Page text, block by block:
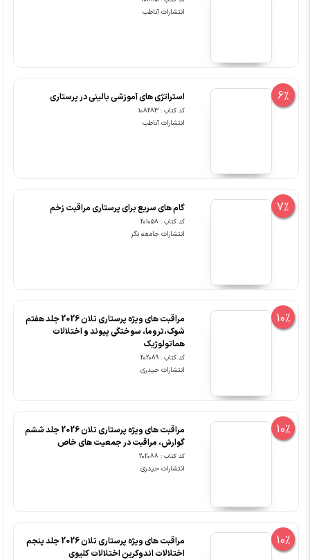
انتشارات آناطب
6% استراتژی های آموزشی بالینی در پرستاری
کد کتاب : 108283
انتشارات آناطب
7% گام های سریع برای پرستاری مراقبت زخم
کد کتاب : 201058
انتشارات جامعه نگر
10%
مراقبت های ویژه پرستاری تلان 2026 جلد هفتم
شوک،تروما، سوختگی پیوند و اختلالات
هماتولوژیک
کد کتاب : 202089
انتشارات حیدری
10%
مراقبت های ویژه پرستاری تلان 2026 جلد ششم
گوارش، مراقبت در جمعیت های خاص
کد کتاب : 202088
انتشارات حیدری
10%
مراقبت های ویژه پرستاری تلان 2026 جلد پنجم
اختلالات اندوکرین اختلالات کلیوی